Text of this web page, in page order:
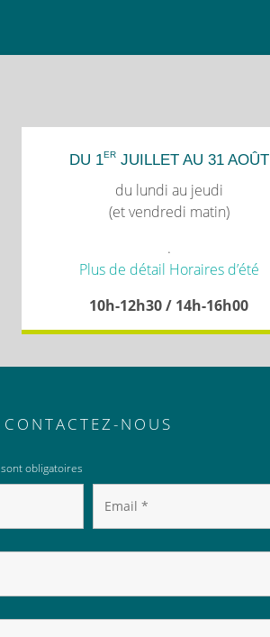
DU 1ERJUILLET AU 31 AOÛT
du lundi au jeudi
(et vendredi matin)
.
Plus de détail Horaires d’été
10h-12h30 / 14h-16h00
CONTACTEZ-NOUS
sont obligatoires